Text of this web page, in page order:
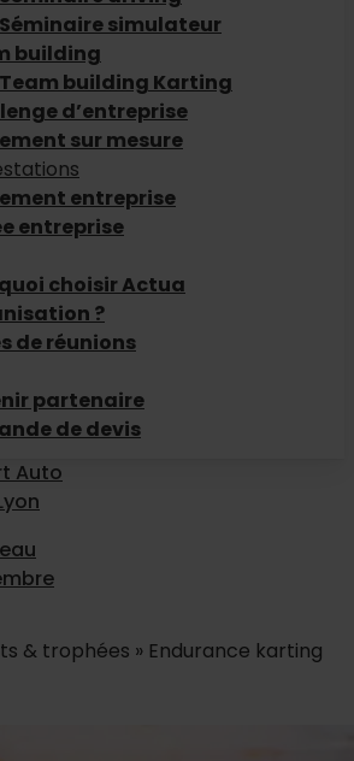
Séminaire simulateur
building
Team building Karting
d’entreprise
sur mesure
entreprise
entreprise
choisir Actua
?
de réunions
partenaire
de devis
Auto
& trophées » Endurance karting